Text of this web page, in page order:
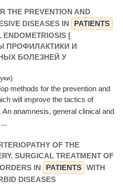
THE PREVENTION AND
DISEASES IN
PATIENTS
ENDOMETRIOSIS [
ПРОФИЛАКТИКИ И
БОЛЕЗНЕЙ У
methods for the prevention and
will improve the tactics of
. An anamnesis, general clinical and
OF THE
SURGICAL TREATMENT OF
IN
PATIENTS WITH
DISEASES